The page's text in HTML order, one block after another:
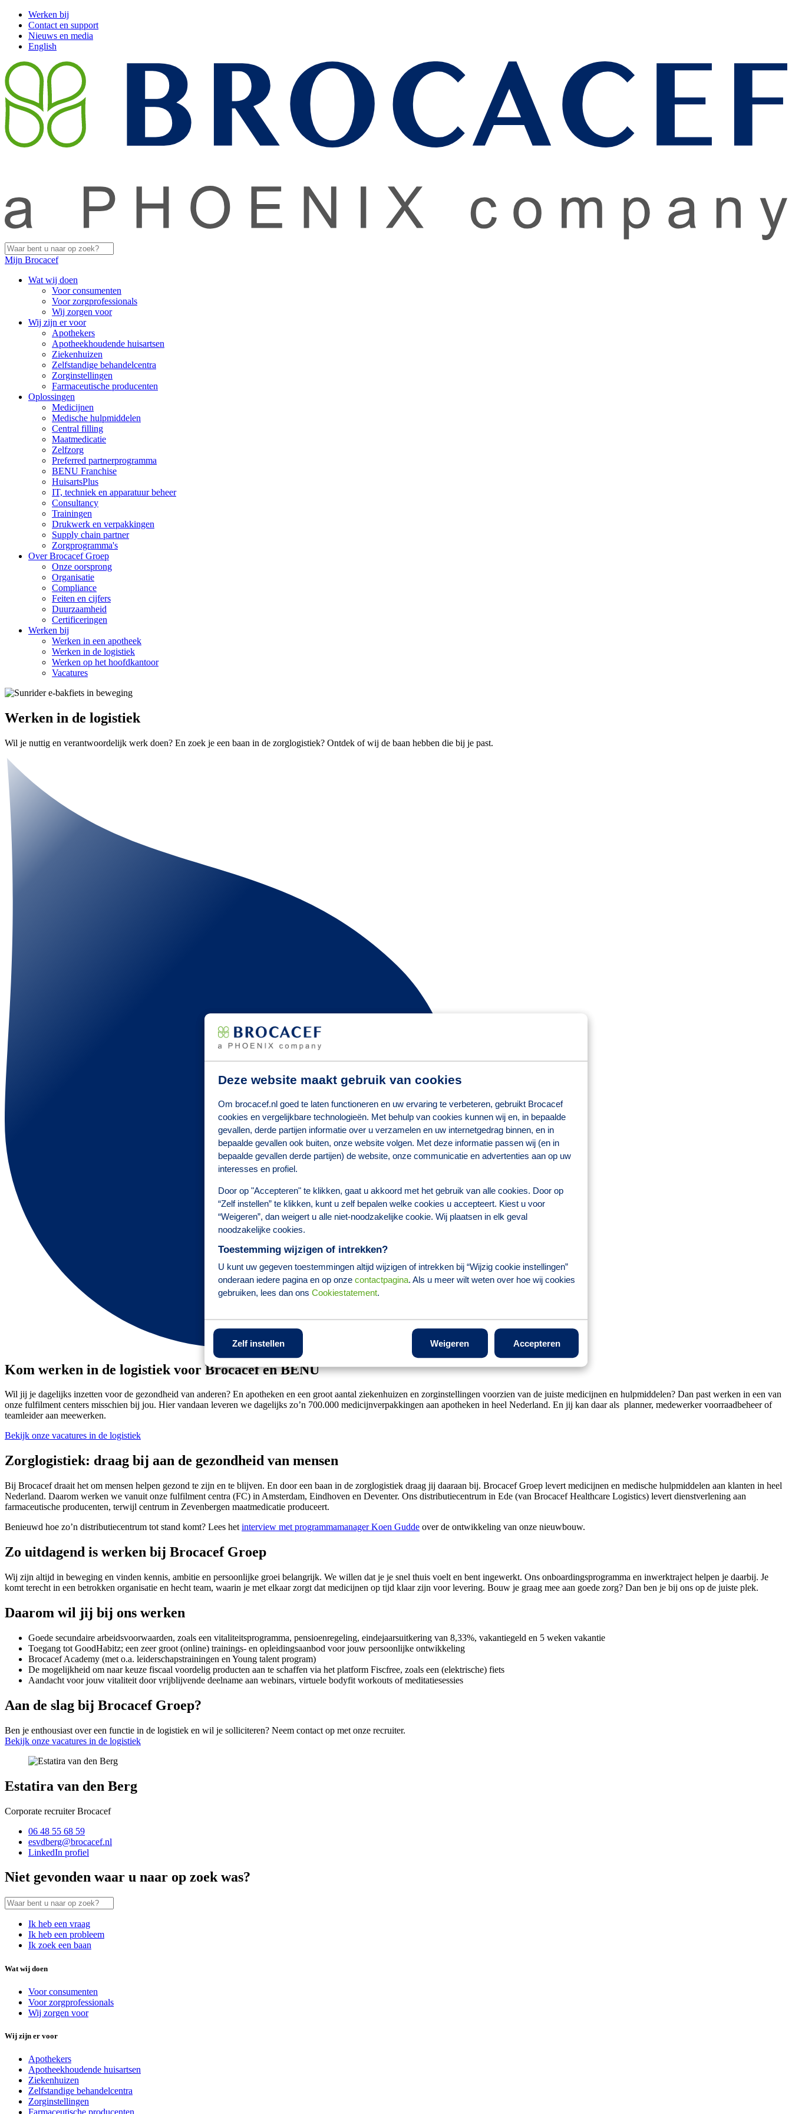
Deze website maakt gebruik van cookies
Om brocacef.nl goed te laten functioneren en uw ervaring te verbeteren, gebruikt Brocacef
cookies en vergelijkbare technologieën. Met behulp van cookies kunnen wij en, in bepaalde
gevallen, derde partijen informatie over u verzamelen en uw internetgedrag binnen, en in
bepaalde gevallen ook buiten, onze website volgen. Met deze informatie passen wij (en in
bepaalde gevallen derde partijen) de website, onze communicatie en advertenties aan op uw
interesses en profiel.
Door op "Accepteren" te klikken, gaat u akkoord met het gebruik van alle cookies. Door op
“Zelf instellen” te klikken, kunt u zelf bepalen welke cookies u accepteert. Kiest u voor
“Weigeren”, dan weigert u alle niet-noodzakelijke cookie. Wij plaatsen in elk geval
noodzakelijke cookies.
Toestemming wijzigen of intrekken?
U kunt uw gegeven toestemmingen altijd wijzigen of intrekken bij “Wijzig cookie instellingen”
onderaan iedere pagina en op onze contactpagina. Als u meer wilt weten over hoe wij cookies
gebruiken, lees dan ons Cookiestatement.
Zelf instellen Weigeren Accepteren
Werken bij
Contact en support
Nieuws en media
English
Mijn Brocacef
Wat wij doen
Voor consumenten
Voor zorgprofessionals
Wij zorgen voor
Wij zijn er voor
Apothekers
Apotheekhoudende huisartsen
Ziekenhuizen
Zelfstandige behandelcentra
Zorginstellingen
Farmaceutische producenten
Oplossingen
Medicijnen
Medische hulpmiddelen
Central filling
Maatmedicatie
Zelfzorg
Preferred partnerprogramma
BENU Franchise
HuisartsPlus
IT, techniek en apparatuur beheer
Consultancy
Trainingen
Drukwerk en verpakkingen
Supply chain partner
Zorgprogramma's
Over Brocacef Groep
Onze oorsprong
Organisatie
Compliance
Feiten en cijfers
Duurzaamheid
Certificeringen
Werken bij
Werken in een apotheek
Werken in de logistiek
Werken op het hoofdkantoor
Vacatures
Werken in de logistiek
Wil je nuttig en verantwoordelijk werk doen? En zoek je een baan in de zorglogistiek? Ontdek of wij de baan hebben die bij je past.
Kom werken in de logistiek voor Brocacef en BENU
Wil jij je dagelijks inzetten voor de gezondheid van anderen? En apotheken en een groot aantal ziekenhuizen en zorginstellingen voorzien van de juiste medicijnen en hulpmiddelen? Dan past werken in een van
onze fulfilment centers misschien bij jou. Hier vandaan leveren we dagelijks zo’n 700.000 medicijnverpakkingen aan apotheken in heel Nederland. En jij kan daar als planner, medewerker voorraadbeheer of
teamleider aan meewerken.
Bekijk onze vacatures in de logistiek
Zorglogistiek: draag bij aan de gezondheid van mensen
Bij Brocacef draait het om mensen helpen gezond te zijn en te blijven. En door een baan in de zorglogistiek draag jij daaraan bij. Brocacef Groep levert medicijnen en medische hulpmiddelen aan klanten in heel
Nederland. Daarom werken we vanuit onze fulfilment centra (FC) in Amsterdam, Eindhoven en Deventer. Ons distributiecentrum in Ede (van Brocacef Healthcare Logistics) levert dienstverlening aan
farmaceutische producenten, terwijl centrum in Zevenbergen maatmedicatie produceert.
Benieuwd hoe zo’n distributiecentrum tot stand komt? Lees het interview met programmamanager Koen Gudde over de ontwikkeling van onze nieuwbouw.
Zo uitdagend is werken bij Brocacef Groep
Wij zijn altijd in beweging en vinden kennis, ambitie en persoonlijke groei belangrijk. We willen dat je je snel thuis voelt en bent ingewerkt. Ons onboardingsprogramma en inwerktraject helpen je daarbij. Je
komt terecht in een betrokken organisatie en hecht team, waarin je met elkaar zorgt dat medicijnen op tijd klaar zijn voor levering. Bouw je graag mee aan goede zorg? Dan ben je bij ons op de juiste plek.
Daarom wil jij bij ons werken
Goede secundaire arbeidsvoorwaarden, zoals een vitaliteitsprogramma, pensioenregeling, eindejaarsuitkering van 8,33%, vakantiegeld en 5 weken vakantie
Toegang tot GoodHabitz; een zeer groot (online) trainings- en opleidingsaanbod voor jouw persoonlijke ontwikkeling
Brocacef Academy (met o.a. leiderschapstrainingen en Young talent program)
De mogelijkheid om naar keuze fiscaal voordelig producten aan te schaffen via het platform Fiscfree, zoals een (elektrische) fiets
Aandacht voor jouw vitaliteit door vrijblijvende deelname aan webinars, virtuele bodyfit workouts of meditatiesessies
Aan de slag bij Brocacef Groep?
Ben je enthousiast over een functie in de logistiek en wil je solliciteren? Neem contact op met onze recruiter.
Bekijk onze vacatures in de logistiek
Estatira van den Berg
Corporate recruiter Brocacef
06 48 55 68 59
esvdberg@brocacef.nl
LinkedIn profiel
Niet gevonden waar u naar op zoek was?
Ik heb een vraag
Ik heb een probleem
Ik zoek een baan
Wat wij doen
Voor consumenten
Voor zorgprofessionals
Wij zorgen voor
Wij zijn er voor
Apothekers
Apotheekhoudende huisartsen
Ziekenhuizen
Zelfstandige behandelcentra
Zorginstellingen
Farmaceutische producenten